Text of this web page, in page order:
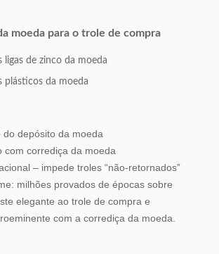
moeda para o trole de compra
ligas de zinco da moeda
plásticos da moeda
do depósito da moeda
com corrediça da moeda
– impede troles “não-retornados”
milhões provados de épocas sobre
elegante ao trole de compra e
com a corrediça da moeda.